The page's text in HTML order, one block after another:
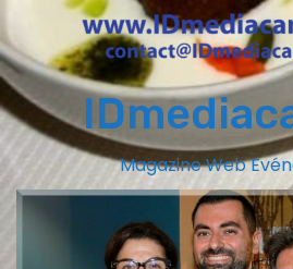
Magazine Web